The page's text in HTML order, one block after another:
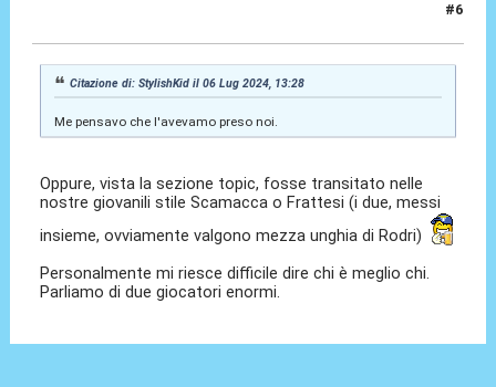
#6
Citazione di: StylishKid il 06 Lug 2024, 13:28
Me pensavo che l'avevamo preso noi.
Oppure, vista la sezione topic, fosse transitato nelle
nostre giovanili stile Scamacca o Frattesi (i due, messi
insieme, ovviamente valgono mezza unghia di Rodri)
Personalmente mi riesce difficile dire chi è meglio chi.
Parliamo di due giocatori enormi.